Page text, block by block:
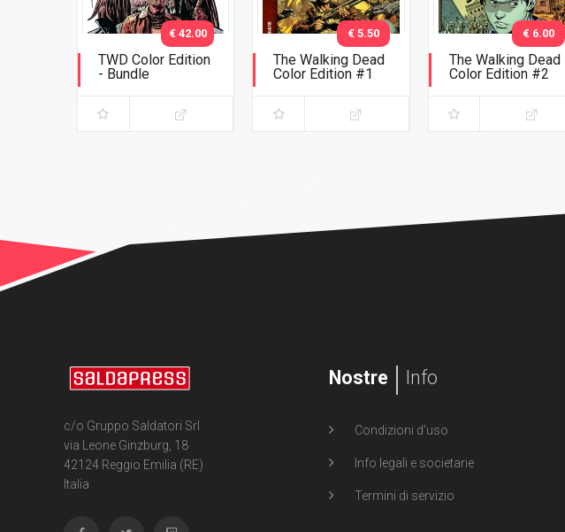
TWD Color Edition
- Bundle
€ 42.00
The Walking Dead
Color Edition #1
€ 5.50
The Walking Dead
Color Edition #2
€ 6.00
c/o Gruppo Saldatori Srl
via Leone Ginzburg, 18
42124 Reggio Emilia (RE)
Italia
Nostre Info
Condizioni d'uso
Info legali e societarie
Termini di servizio